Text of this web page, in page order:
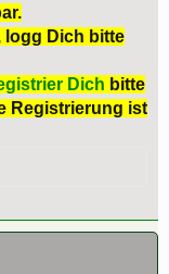
logg Dich bitte
Dich bitte
Registrierung ist